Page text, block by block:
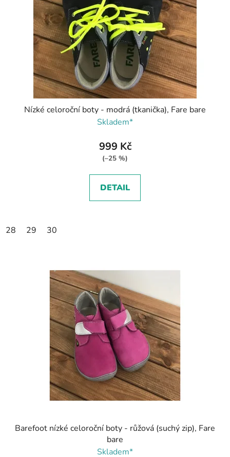
Nízké celoroční boty - modrá (tkanička), Fare bare
Skladem*
999 Kč
(–25 %)
DETAIL
28 29 30
Barefoot nízké celoroční boty - růžová (suchý zip), Fare
bare
Skladem*